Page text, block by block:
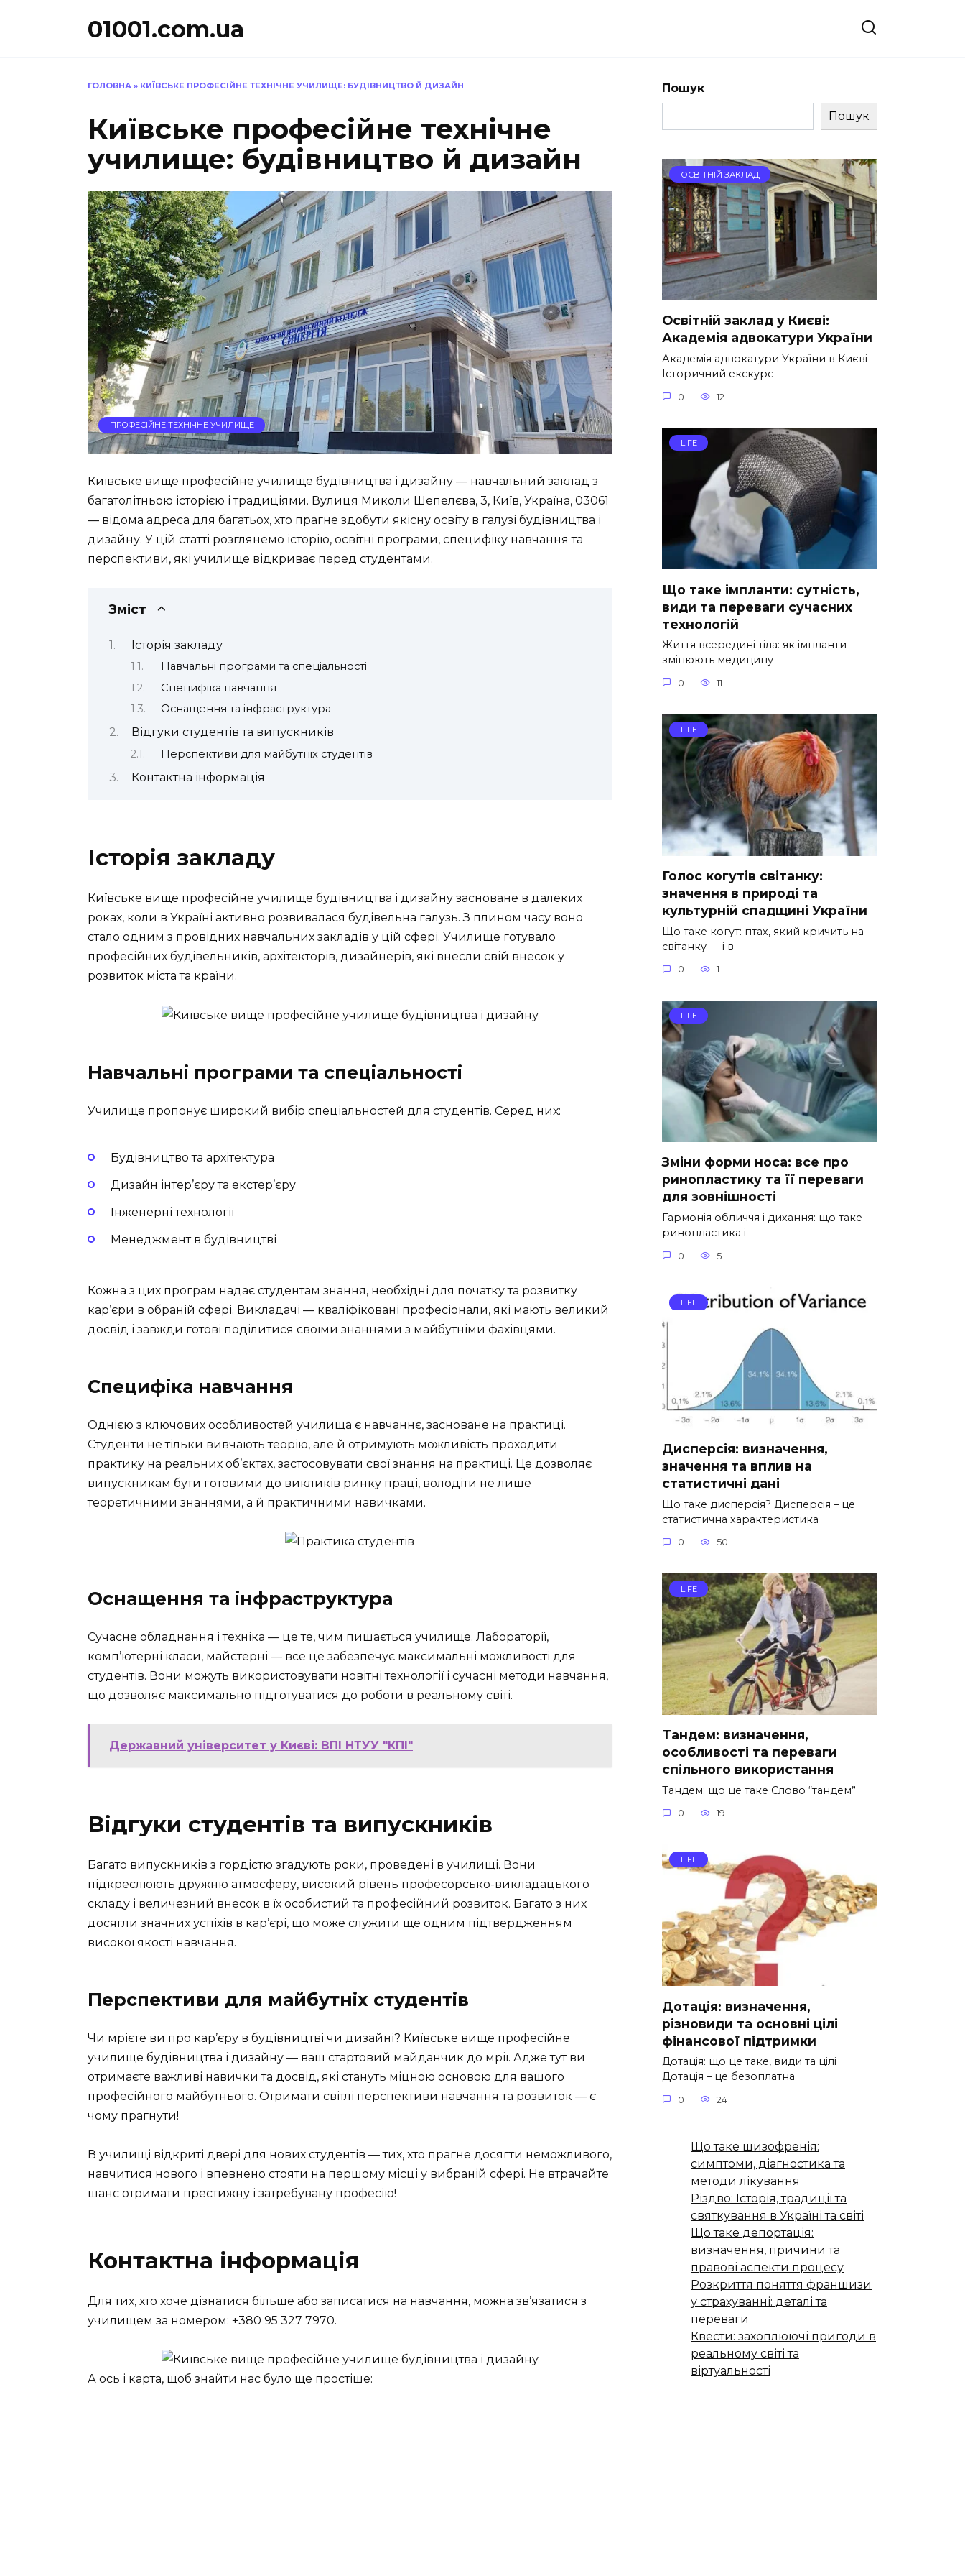
01001.com.ua
ГОЛОВНА » КИЇВСЬКЕ ПРОФЕСІЙНЕ ТЕХНІЧНЕ УЧИЛИЩЕ: БУДІВНИЦТВО Й ДИЗАЙН
Київське професійне технічне
училище: будівництво й дизайн
ПРОФЕСІЙНЕ ТЕХНІЧНЕ УЧИЛИЩЕ
Київське вище професійне училище будівництва і дизайну — навчальний заклад з
багатолітньою історією і традиціями. Вулиця Миколи Шепелєва, 3, Київ, Україна, 03061
— відома адреса для багатьох, хто прагне здобути якісну освіту в галузі будівництва і
дизайну. У цій статті розглянемо історію, освітні програми, специфіку навчання та
перспективи, які училище відкриває перед студентами.
Зміст
Історія закладу
Навчальні програми та спеціальності
Специфіка навчання
Оснащення та інфраструктура
Відгуки студентів та випускників
Перспективи для майбутніх студентів
Контактна інформація
Історія закладу
Київське вище професійне училище будівництва і дизайну засноване в далеких
роках, коли в Україні активно розвивалася будівельна галузь. З плином часу воно
стало одним з провідних навчальних закладів у цій сфері. Училище готувало
професійних будівельників, архітекторів, дизайнерів, які внесли свій внесок у
розвиток міста та країни.
Навчальні програми та спеціальності
Училище пропонує широкий вибір спеціальностей для студентів. Серед них:
Будівництво та архітектура
Дизайн інтер’єру та екстер’єру
Інженерні технології
Менеджмент в будівництві
Кожна з цих програм надає студентам знання, необхідні для початку та розвитку
кар’єри в обраній сфері. Викладачі — кваліфіковані професіонали, які мають великий
досвід і завжди готові поділитися своїми знаннями з майбутніми фахівцями.
Специфіка навчання
Однією з ключових особливостей училища є навчаннє, засноване на практиці.
Студенти не тільки вивчають теорію, але й отримують можливість проходити
практику на реальних об’єктах, застосовувати свої знання на практиці. Це дозволяє
випускникам бути готовими до викликів ринку праці, володіти не лише
теоретичними знаннями, а й практичними навичками.
Оснащення та інфраструктура
Сучасне обладнання і техніка — це те, чим пишається училище. Лабораторії,
комп’ютерні класи, майстерні — все це забезпечує максимальні можливості для
студентів. Вони можуть використовувати новітні технології і сучасні методи навчання,
що дозволяє максимально підготуватися до роботи в реальному світі.
Державний університет у Києві: ВПІ НТУУ "КПІ"
Відгуки студентів та випускників
Багато випускників з гордістю згадують роки, проведені в училищі. Вони
підкреслюють дружню атмосферу, високий рівень професорсько-викладацького
складу і величезний внесок в їх особистий та професійний розвиток. Багато з них
досягли значних успіхів в кар’єрі, що може служити ще одним підтвердженням
високої якості навчання.
Перспективи для майбутніх студентів
Чи мрієте ви про кар’єру в будівництві чи дизайні? Київське вище професійне
училище будівництва і дизайну — ваш стартовий майданчик до мрії. Адже тут ви
отримаєте важливі навички та досвід, які стануть міцною основою для вашого
професійного майбутнього. Отримати світлі перспективи навчання та розвиток — є
чому прагнути!
В училищі відкриті двері для нових студентів — тих, хто прагне досягти неможливого,
навчитися нового і впевнено стояти на першому місці у вибраній сфері. Не втрачайте
шанс отримати престижну і затребувану професію!
Контактна інформація
Для тих, хто хоче дізнатися більше або записатися на навчання, можна зв’язатися з
училищем за номером: +380 95 327 7970.
А ось і карта, щоб знайти нас було ще простіше:
Пошук
Пошук
ОСВІТНІЙ ЗАКЛАД
Освітній заклад у Києві:
Академія адвокатури України
Академія адвокатури України в Києві
Історичний екскурс
0 12
LIFE
Що таке імпланти: сутність,
види та переваги сучасних
технологій
Життя всередині тіла: як імпланти
змінюють медицину
0 11
LIFE
Голос когутів світанку:
значення в природі та
культурній спадщині України
Що таке когут: птах, який кричить на
світанку — і в
0 1
LIFE
Зміни форми носа: все про
ринопластику та її переваги
для зовнішності
Гармонія обличчя і дихання: що таке
ринопластика і
0 5
LIFE
Дисперсія: визначення,
значення та вплив на
статистичні дані
Що таке дисперсія? Дисперсія – це
статистична характеристика
0 50
LIFE
Тандем: визначення,
особливості та переваги
спільного використання
Тандем: що це таке Слово “тандем”
0 19
LIFE
Дотація: визначення,
різновиди та основні цілі
фінансової підтримки
Дотація: що це таке, види та цілі
Дотація – це безоплатна
0 24
Що таке шизофренія:
симптоми, діагностика та
методи лікування
Різдво: Історія, традиції та
святкування в Україні та світі
Що таке депортація:
визначення, причини та
правові аспекти процесу
Розкриття поняття франшизи
у страхуванні: деталі та
переваги
Квести: захоплюючі пригоди в
реальному світі та
віртуальності